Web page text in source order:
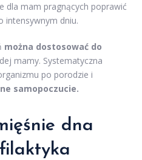
dla mam pragnących poprawić
intensywnym dniu.
można dostosować do
mamy. Systematyczna
po porodzie i
samopoczucie.
dna